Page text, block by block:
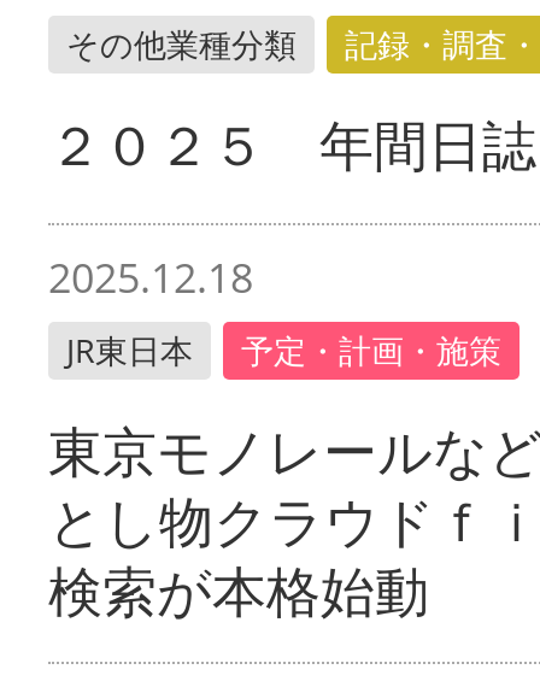
その他業種分類 記録・調査
２０２５ 年間日誌
2025.12.18
JR東日本 予定・計画・施策
東京モノレールな
とし物クラウドｆ
検索が本格始動